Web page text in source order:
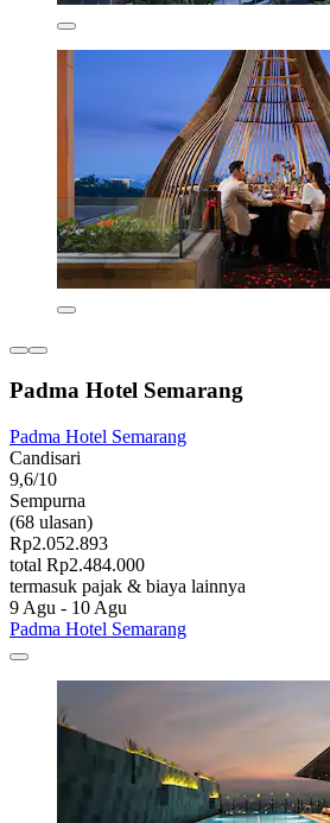
Padma Hotel Semarang
Padma Hotel Semarang
Candisari
9,6/10
Sempurna
(68 ulasan)
Rp2.052.893
total Rp2.484.000
termasuk pajak & biaya lainnya
9 Agu - 10 Agu
Padma Hotel Semarang